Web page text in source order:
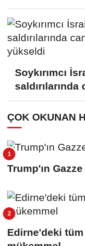
Soykırımcı
saldırılarında
ÇOK OKUNAN
Trump'ın
Edirne'deki